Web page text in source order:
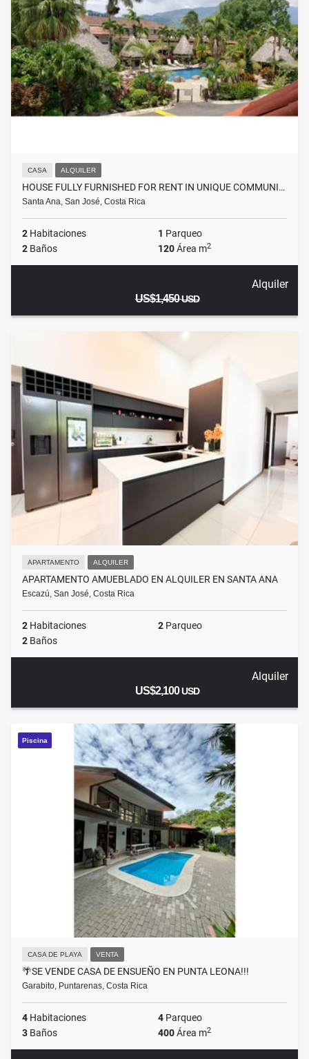
CASA ALQUILER
HOUSE FULLY FURNISHED FOR RENT IN UNIQUE COMMUNI…
Santa Ana, San José, Costa Rica
2 Habitaciones 1 Parqueo
2 Baños 120Área m2
Alquiler
US$1,450USD
APARTAMENTO ALQUILER
APARTAMENTO AMUEBLADO EN ALQUILER EN SANTA ANA
Escazú, San José, Costa Rica
2 Habitaciones 2 Parqueo
2 Baños
Alquiler
US$2,100USD
Piscina
CASA DE PLAYA VENTA
🌴SE VENDE CASA DE ENSUEÑO EN PUNTA LEONA!!!
Garabito, Puntarenas, Costa Rica
4 Habitaciones 4 Parqueo
3 Baños 400Área m2